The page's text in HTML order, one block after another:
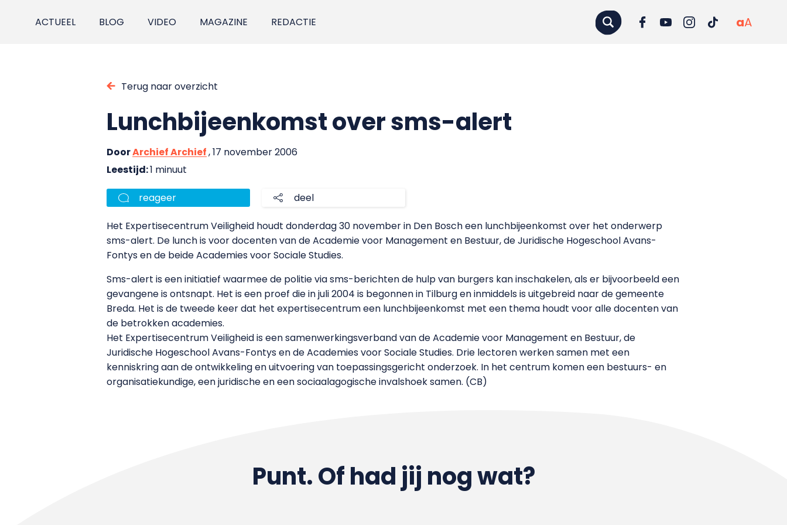
ACTUEEL BLOG VIDEO MAGAZINE REDACTIE aA
Terug naar overzicht
Lunchbijeenkomst over sms-alert
DoorArchief Archief, 17 november 2006
Leestijd:1 minuut
reageer deel
Het Expertisecentrum Veiligheid houdt donderdag 30 november in Den Bosch een lunchbijeenkomst over het onderwerp
sms-alert. De lunch is voor docenten van de Academie voor Management en Bestuur, de Juridische Hogeschool Avans-
Fontys en de beide Academies voor Sociale Studies.
Sms-alert is een initiatief waarmee de politie via sms-berichten de hulp van burgers kan inschakelen, als er bijvoorbeeld een
gevangene is ontsnapt. Het is een proef die in juli 2004 is begonnen in Tilburg en inmiddels is uitgebreid naar de gemeente
Breda. Het is de tweede keer dat het expertisecentrum een lunchbijeenkomst met een thema houdt voor alle docenten van
de betrokken academies.
Het Expertisecentrum Veiligheid is een samenwerkingsverband van de Academie voor Management en Bestuur, de
Juridische Hogeschool Avans-Fontys en de Academies voor Sociale Studies. Drie lectoren werken samen met een
kenniskring aan de ontwikkeling en uitvoering van toepassingsgericht onderzoek. In het centrum komen een bestuurs- en
organisatiekundige, een juridische en een sociaalagogische invalshoek samen. (CB)
Punt. Of had jij nog wat?